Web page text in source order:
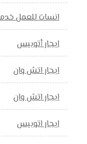
انسات للعمل
ايجار أتوبيس
ايجار اتش وان
ايجار اتش وان
ايجار اتوبيس